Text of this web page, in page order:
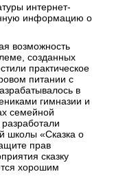
интернет-
информацию о
возможность
созданных
практическое
питании с
в
гимназии и
семейной
школы «Сказка о
прав
сказку
хорошим